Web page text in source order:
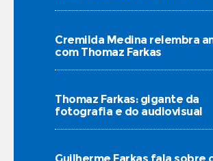
Cremilda Medina relembra
com Thomaz Farkas
Thomaz Farkas: gigante da
fotografia e do audiovisual
Guilherme Farkas fala sobre